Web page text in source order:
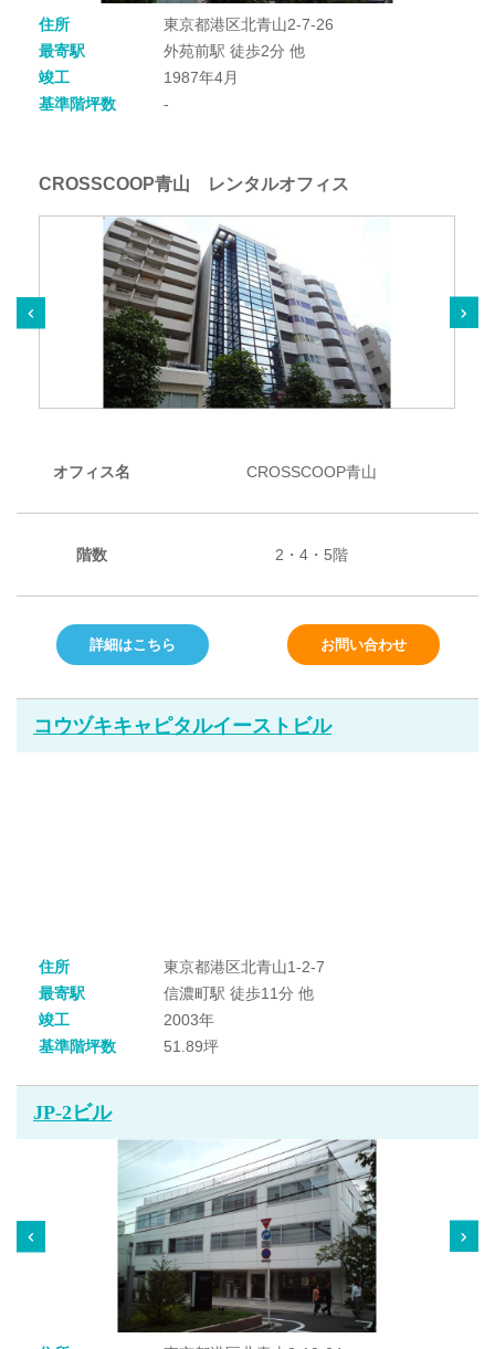
住所
東京都港区北青山2-7-26
最寄駅
外苑前駅 徒歩2分 他
竣工
1987年4月
基準階坪数
-
CROSSCOOP青山 レンタルオフィス
オフィス名 CROSSCOOP青山
階数 2・4・5階
詳細はこちら お問い合わせ
コウヅキキャピタルイーストビル
住所
東京都港区北青山1-2-7
最寄駅
信濃町駅 徒歩11分 他
竣工
2003年
基準階坪数
51.89坪
JP-2ビル